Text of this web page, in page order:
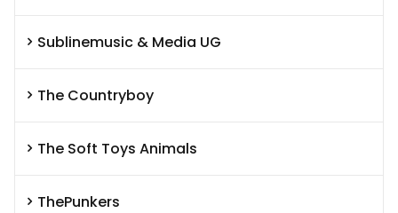
Sublinemusic & Media UG
The Countryboy
The Soft Toys Animals
ThePunkers